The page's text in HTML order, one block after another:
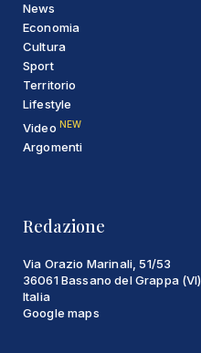
News
Economia
Cultura
Sport
Territorio
Lifestyle
Video NEW
Argomenti
Redazione
Via Orazio Marinali, 51/53
36061 Bassano del Grappa (VI)
Italia
Google maps